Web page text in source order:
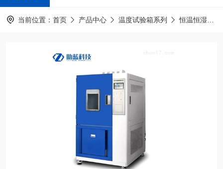
当前位置： 首页 产品中心 温度试验箱系列 恒温恒湿试验箱